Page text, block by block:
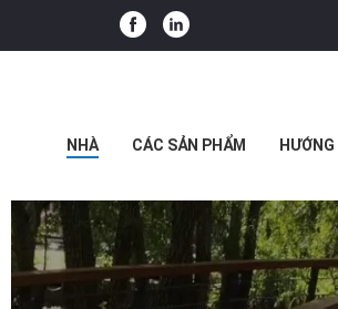
NHÀ CÁC SẢN PHẨM